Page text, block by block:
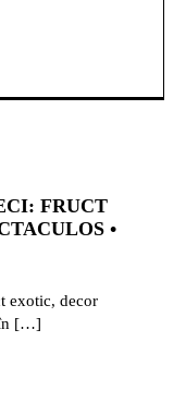
FRUCT
•
exotic, decor
în […]